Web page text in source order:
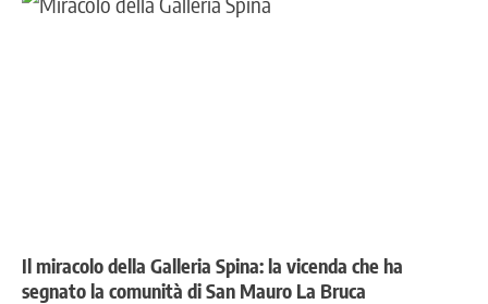
Il miracolo della Galleria Spina: la vicenda che ha
segnato la comunità di San Mauro La Bruca